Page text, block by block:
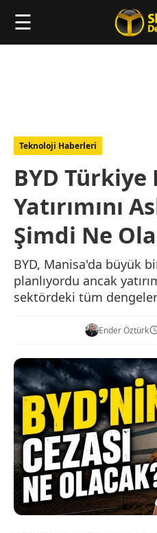
☰
Teknoloji Haberleri
BYD
Yatırımını
Şimdi Ne
BYD, Manisa'da büyük
planlıyordu ancak
sektördeki tüm
Ender Öztürk